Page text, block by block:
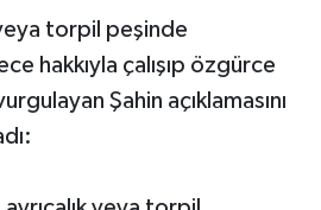
torpil peşinde
hakkıyla çalışıp özgürce
Şahin açıklamasını